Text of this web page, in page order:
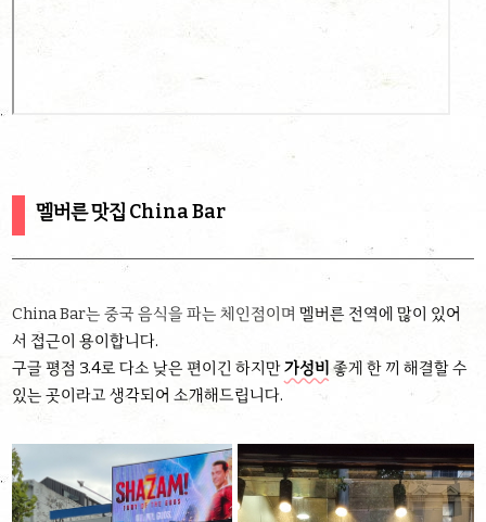
멜버른 맛집 China Bar
China Bar는 중국 음식을 파는 체인점이며 멜버른 전역에 많이 있어
서 접근이 용이합니다.
구글 평점 3.4로 다소 낮은 편이긴 하지만가성비 좋게 한 끼 해결할 수
있는 곳이라고 생각되어 소개해드립니다.